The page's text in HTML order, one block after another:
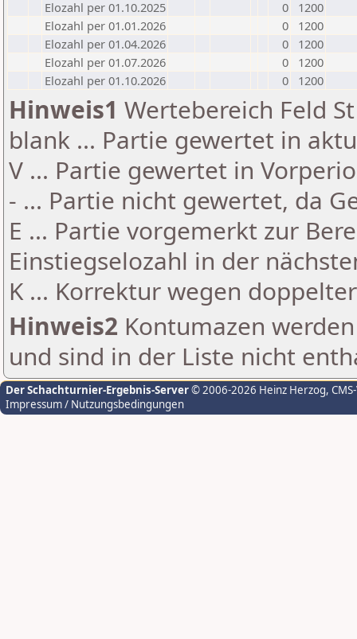
Elozahl per 01.10.2025
0
1200
Elozahl per 01.01.2026
0
1200
Elozahl per 01.04.2026
0
1200
Elozahl per 01.07.2026
0
1200
Elozahl per 01.10.2026
0 1200
Hinweis1 Wertebereich Feld
blank ... Partie gewertet in
V ... Partie gewertet in
- ... Partie nicht gewertet, da
E ... Partie vorgemerkt zur
Einstiegselozahl in der
K ... Korrektur wegen
Hinweis2 Kontumazen
und sind in der Liste nicht
Der Schachturnier-Ergebnis-Server© 2006-2026 Heinz Herzog,
Impressum / Nutzungsbedingungen